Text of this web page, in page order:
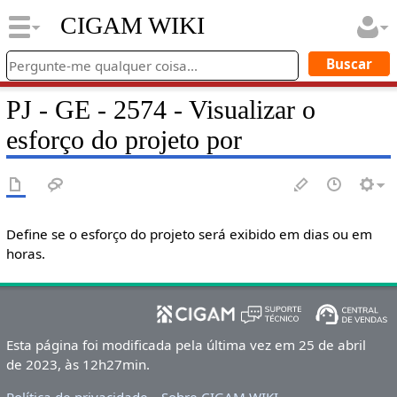
CIGAM WIKI
PJ - GE - 2574 - Visualizar o
esforço do projeto por
Define se o esforço do projeto será exibido em dias ou em
horas.
Esta página foi modificada pela última vez em 25 de abril
de 2023, às 12h27min.